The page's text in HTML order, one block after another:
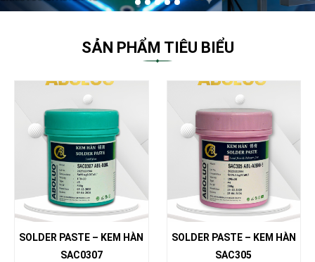
SẢN PHẨM TIÊU BIỂU
SOLDER PASTE – KEM HÀN
SAC0307
SOLDER PASTE – KEM HÀN
SAC305